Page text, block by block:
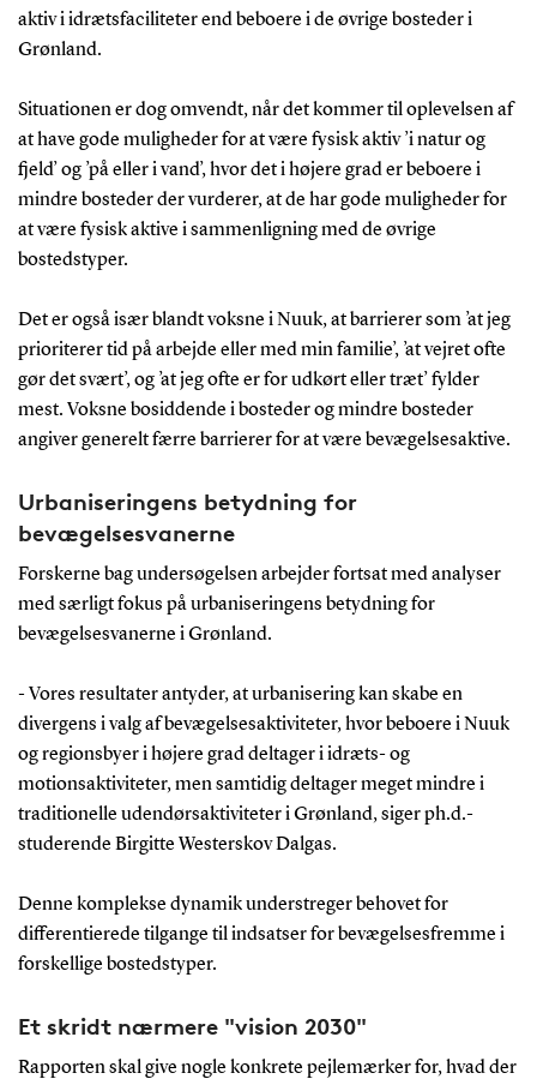
aktiv i idrætsfaciliteter end beboere i de øvrige bosteder i
Grønland.
Situationen er dog omvendt, når det kommer til oplevelsen af
at have gode muligheder for at være fysisk aktiv ’i natur og
fjeld’ og ’på eller i vand’, hvor det i højere grad er beboere i
mindre bosteder der vurderer, at de har gode muligheder for
at være fysisk aktive i sammenligning med de øvrige
bostedstyper.
Det er også især blandt voksne i Nuuk, at barrierer som ’at jeg
prioriterer tid på arbejde eller med min familie’, ’at vejret ofte
gør det svært’, og ’at jeg ofte er for udkørt eller træt’ fylder
mest. Voksne bosiddende i bosteder og mindre bosteder
angiver generelt færre barrierer for at være bevægelsesaktive.
Urbaniseringens betydning for
bevægelsesvanerne
Forskerne bag undersøgelsen arbejder fortsat med analyser
med særligt fokus på urbaniseringens betydning for
bevægelsesvanerne i Grønland.
- Vores resultater antyder, at urbanisering kan skabe en
divergens i valg af bevægelsesaktiviteter, hvor beboere i Nuuk
og regionsbyer i højere grad deltager i idræts- og
motionsaktiviteter, men samtidig deltager meget mindre i
traditionelle udendørsaktiviteter i Grønland, siger ph.d.-
studerende Birgitte Westerskov Dalgas.
Denne komplekse dynamik understreger behovet for
differentierede tilgange til indsatser for bevægelsesfremme i
forskellige bostedstyper.
Et skridt nærmere "vision 2030"
Rapporten skal give nogle konkrete pejlemærker for, hvad der